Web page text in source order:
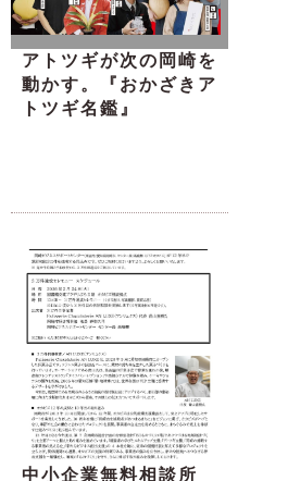
アトツギが次の岡崎を
動かす。『おかざきア
トツギ名鑑』
中小企業無料相談所